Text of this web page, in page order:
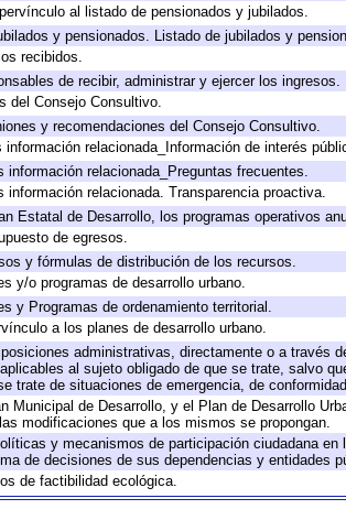
al listado de pensionados y jubilados.
y pensionados. Listado de jubilados y
recibidos.
de recibir, administrar y ejercer los ingresos.
del Consejo Consultivo.
y recomendaciones del Consejo Consultivo.
información relacionada_Información de interés
información relacionada_Preguntas frecuentes.
información relacionada. Transparencia proactiva.
Estatal de Desarrollo, los programas operativos
de egresos.
y fórmulas de distribución de los recursos.
y/o programas de desarrollo urbano.
y Programas de ordenamiento territorial.
a los planes de desarrollo urbano.
administrativas, directamente o a través
al sujeto obligado de que se trate, salvo
trate de situaciones de emergencia, de
Municipal de Desarrollo, y el Plan de Desarrollo
modificaciones que a los mismos se propongan.
y mecanismos de participación ciudadana
de decisiones de sus dependencias y entidades
de factibilidad ecológica.